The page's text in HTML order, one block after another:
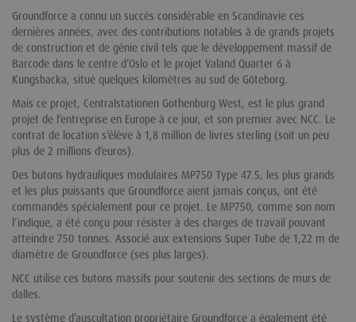
Groundforce a connu un succès considérable en Scandinavie ces
dernières années, avec des contributions notables à de grands projets
de construction et de génie civil tels que le développement massif de
Barcode dans le centre d’Oslo et le projet Valand Quarter 6 à
Kungsbacka, situé quelques kilomètres au sud de Göteborg.
Mais ce projet, Centralstationen Gothenburg West, est le plus grand
projet de l’entreprise en Europe à ce jour, et son premier avec NCC. Le
contrat de location s’élève à 1,8 million de livres sterling (soit un peu
plus de 2 millions d’euros).
Des butons hydrauliques modulaires MP750 Type 47.5, les plus grands
et les plus puissants que Groundforce aient jamais conçus, ont été
commandés spécialement pour ce projet. Le MP750, comme son nom
l’indique, a été conçu pour résister à des charges de travail pouvant
atteindre 750 tonnes. Associé aux extensions Super Tube de 1,22 m de
diamètre de Groundforce (ses plus larges).
NCC utilise ces butons massifs pour soutenir des sections de murs de
dalles.
Le système d’auscultation propriétaire Groundforce a également été